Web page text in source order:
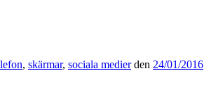
, skärmar, sociala medierden 24/01/2016